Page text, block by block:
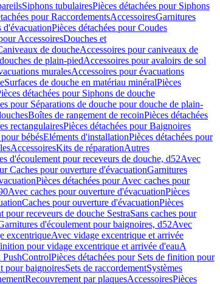
Siphons tubulairesPièces détachées pour Siphons
pour RaccordementsAccessoiresGarnitures
d'évacuationPièces détachées pour Coudes
AccessoiresDouches et
de doucheAccessoires pour caniveaux de
de plain-piedAccessoires pour avaloirs de sol
muralesAccessoires pour évacuations
Surfaces de douche en matériau minéralPièces
détachées pour Siphons de douche
pour Séparations de douche pour douche de plain-
Boîtes de rangement de recoinPièces détachées
rectangulairesPièces détachées pour Baignoires
bébésEléments d'installationPièces détachées pour
AccessoiresKits de réparationAutres
d'écoulement pour receveurs de douche, d52Avec
Caches pour ouverture d'évacuationGarnitures
Pièces détachées pour Avec caches pour
Avec caches pour ouverture d'évacuationPièces
Caches pour ouverture d'évacuationPièces
pour receveurs de douche SestraSans caches pour
d'écoulement pour baignoires, d52Avec
excentriqueAvec vidage excentrique et arrivée
pour vidage excentrique et arrivée d'eauA
PushControlPièces détachées pour Sets de finition pour
pour baignoiresSets de raccordementSystèmes
Recouvrement par plaquesAccessoiresPièces